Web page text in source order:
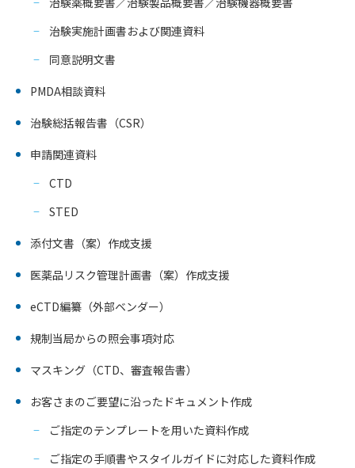
治験実施計画書および関連資料
同意説明文書
PMDA相談資料
治験総括報告書（CSR）
申請関連資料
CTD
STED
添付文書（案）作成支援
医薬品リスク管理計画書（案）作成支援
eCTD編纂（外部ベンダー）
規制当局からの照会事項対応
マスキング（CTD、審査報告書）
お客さまのご要望に沿ったドキュメント作成
ご指定のテンプレートを用いた資料作成
ご指定の手順書やスタイルガイドに対応した資料作成